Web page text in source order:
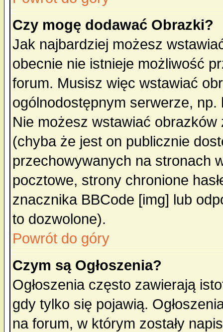
Czy mogę dodawać Obrazki?
Jak najbardziej możesz
obecnie nie istnieje możliwość
forum. Musisz więc wstawiać
ogólnodostępnym serwerze,
Nie możesz wstawiać
(chyba że jest on publicznie
przechowywanych na stronach
pocztowe, strony chronione
znacznika BBCode [img] lub
to dozwolone).
Powrót do góry
Czym są Ogłoszenia?
Ogłoszenia często zawierają
gdy tylko się pojawią.
na forum, w którym zostały